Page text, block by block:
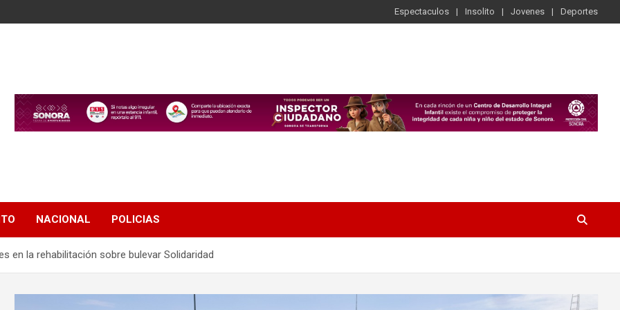
Espectaculos Insolito Jovenes Deportes
NACIONAL POLICIAS
en la rehabilitación sobre bulevar Solidaridad